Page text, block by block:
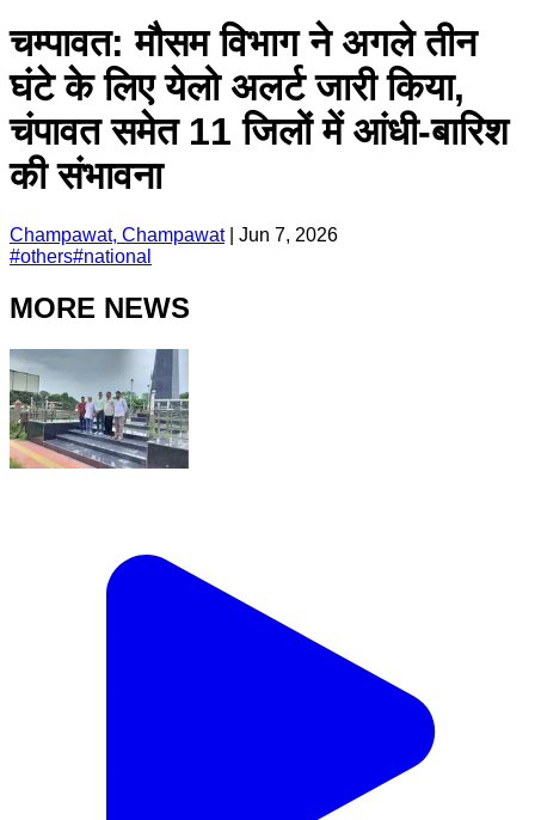
चम्पावत: मौसम विभाग ने अगले तीन
घंटे के लिए येलो अलर्ट जारी किया,
चंपावत समेत 11 जिलों में आंधी-बारिश
की संभावना
Champawat, Champawat| Jun 7, 2026
#others#national
MORE NEWS